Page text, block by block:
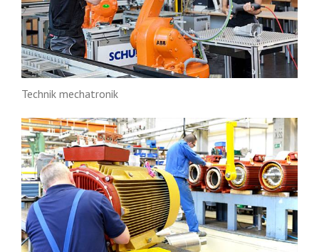
Technik mechatronik